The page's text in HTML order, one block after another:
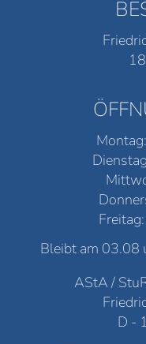
Bleibt am 03.08
AStA /
D -